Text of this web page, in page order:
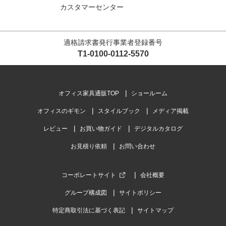
カスタマーセンター
適格請求書発行事業者登録番号
T1-0100-0112-5570
オフィス家具通販TOP ショールーム
オフィスのギモン スタイルブック メディア掲載
レビュー お買い物ガイド デジタルカタログ
お見積り依頼 お問い合わせ
コーポレートサイト 会社概要
グループ構成図 サイトポリシー
特定商取引法に基づく表記 サイトマップ